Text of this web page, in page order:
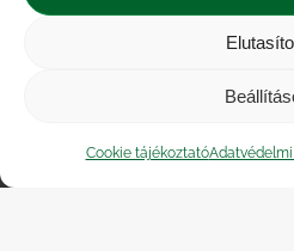
Cookie tájékoztató
átlagárértékesítési
Közérdekű adatok
|